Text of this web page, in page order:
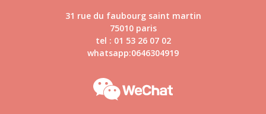
31 rue du faubourg saint martin
75010 paris
tel : 01 53 26 07 02
whatsapp:0646304919